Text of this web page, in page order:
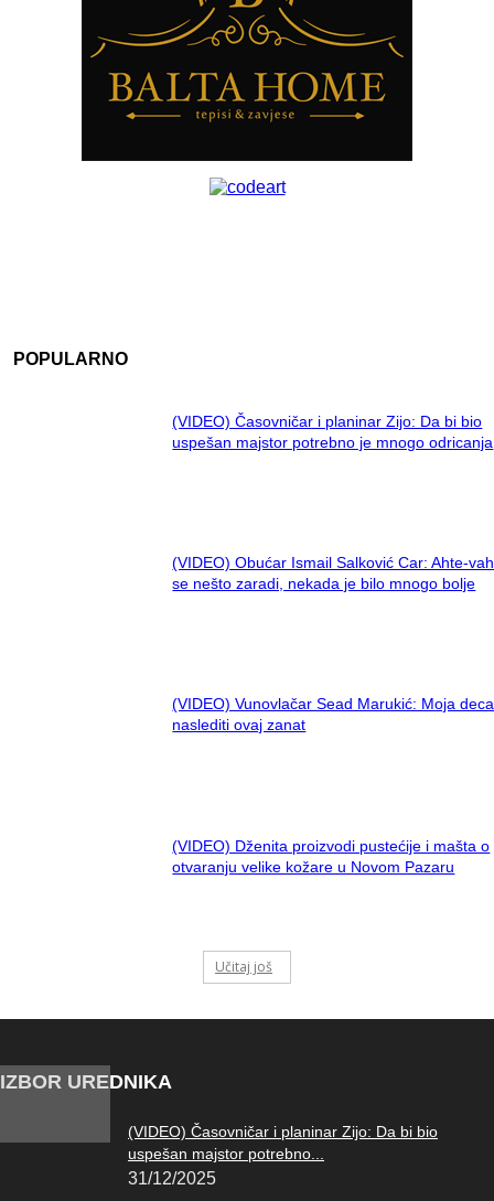
POPULARNO
(VIDEO) Časovničar i planinar Zijo: Da bi bio
uspešan majstor potrebno je mnogo odricanja
(VIDEO) Obućar Ismail Salković Car: Ahte-
se nešto zaradi, nekada je bilo mnogo bolje
(VIDEO) Vunovlačar Sead Marukić: Moja
naslediti ovaj zanat
(VIDEO) Dženita proizvodi pustećije i mašta o
otvaranju velike kožare u Novom Pazaru
Učitaj još
IZBOR UREDNIKA
(VIDEO) Časovničar i planinar Zijo: Da bi bio
uspešan majstor potrebno...
31/12/2025